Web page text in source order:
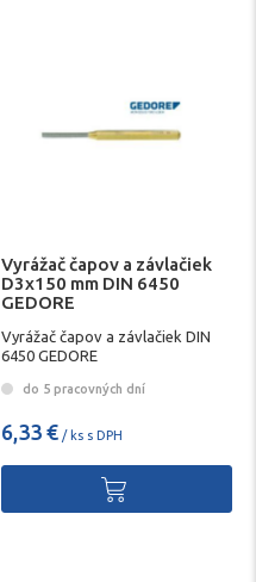
Vyrážač čapov a závlačiek
D3x150 mm DIN 6450
GEDORE
Vyrážač čapov a závlačiek DIN
6450 GEDORE
do 5 pracovných dní
6,33 € / ks s DPH